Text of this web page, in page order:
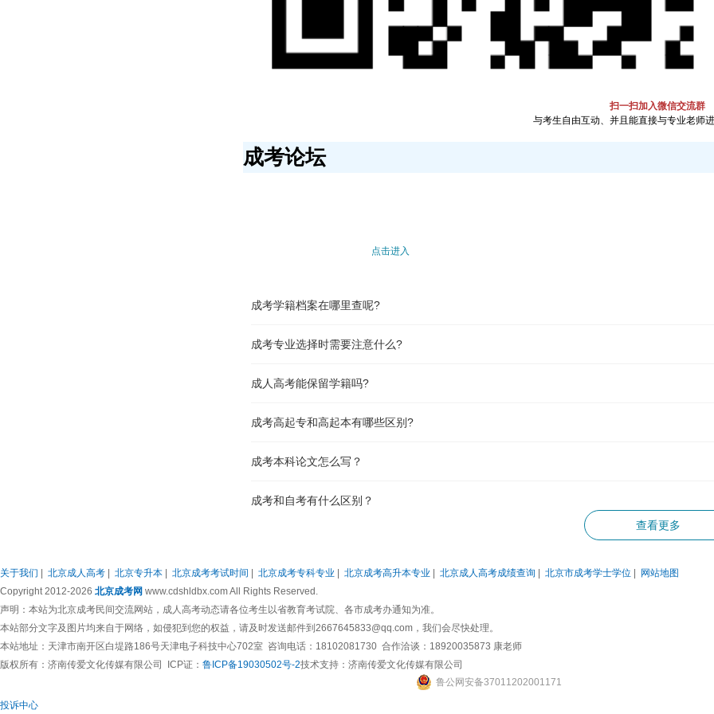
扫一扫加入微信交流群
与考生自由互动、并且能直接与专业老师进
成考论坛
点击进入
成考新生入学要携带哪些材料?
成考新生入学要携带哪些材料?
成考学籍档案在哪里查呢?
成考专业选择时需要注意什么?
查看更多
关于我们 北京成人高考 北京专升本 北京成考考试时间 北京成考专科专业 北京成考高升本专业 北京成人高考成绩查询 北京市成考学士学位
网站地图
Copyright 2012-2026 北京成考网 www.cdshldbx.com All Rights Reserved.
声明：本站为北京成考民间交流网站，成人高考动态请各位考生以省教育考试院、各市成考办通知为准。
本站部分文字及图片均来自于网络，如侵犯到您的权益，请及时发送邮件到2667645833@qq.com，我们会尽快处理。
本站地址：天津市南开区白堤路186号天津电子科技中心702室 咨询电话：18102081730 合作洽谈：18920035873 康老师
版权所有： 济南传爱文化传媒有限公司 ICP证： 鲁ICP备19030502号-2技术支持：济南传爱文化传媒有限公司
鲁公网安备37011202001171
投诉中心